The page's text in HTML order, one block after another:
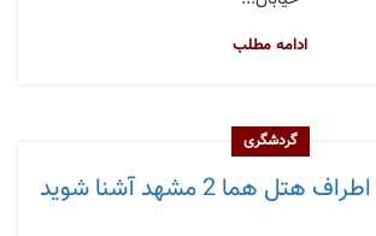
ادامه مطلب
گردشگری
هما 2 مشهد آشنا شوید